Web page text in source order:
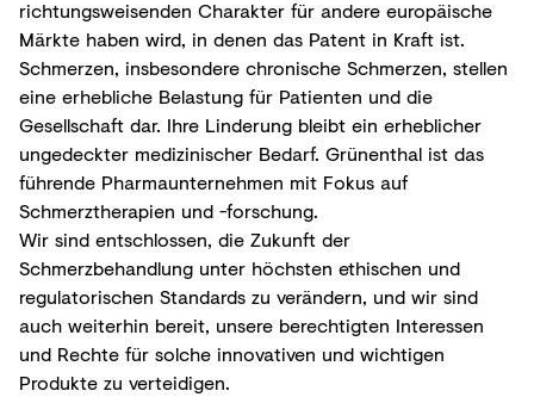
richtungsweisenden Charakter für andere europäische
Märkte haben wird, in denen das Patent in Kraft ist.
Schmerzen, insbesondere chronische Schmerzen, stellen
eine erhebliche Belastung für Patienten und die
Gesellschaft dar. Ihre Linderung bleibt ein erheblicher
ungedeckter medizinischer Bedarf. Grünenthal ist das
führende Pharmaunternehmen mit Fokus auf
Schmerztherapien und -forschung.
Wir sind entschlossen, die Zukunft der
Schmerzbehandlung unter höchsten ethischen und
regulatorischen Standards zu verändern, und wir sind
auch weiterhin bereit, unsere berechtigten Interessen
und Rechte für solche innovativen und wichtigen
Produkte zu verteidigen.